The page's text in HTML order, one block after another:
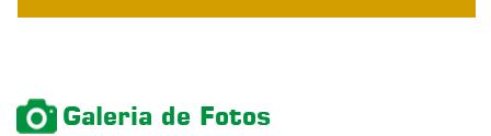
Galeria de Fotos